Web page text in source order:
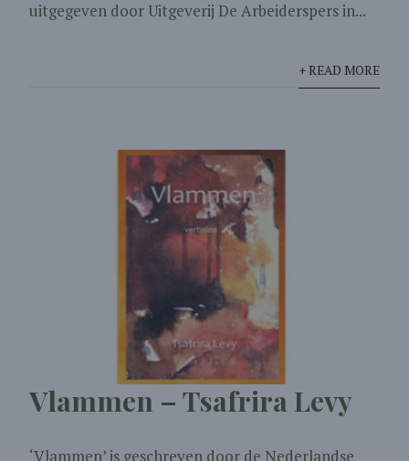
uitgegeven door Uitgeverij De Arbeiderspers in...
+ READ MORE
Vlammen – Tsafrira Levy
‘Vlammen’ is geschreven door de Nederlandse